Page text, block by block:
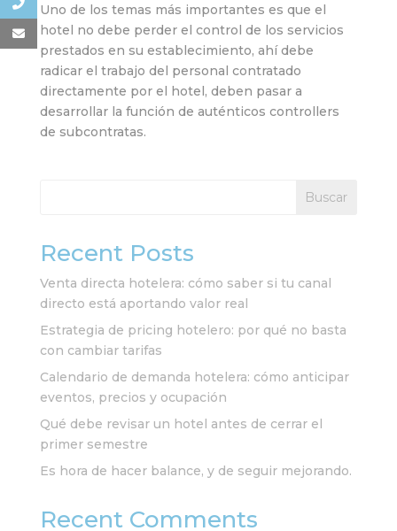
Uno de los temas más importantes es que el
hotel no debe perder el control de los servicios
prestados en su establecimiento, ahí debe
radicar el trabajo del personal contratado
directamente por el hotel, deben pasar a
desarrollar la función de auténticos controllers
de subcontratas.
Buscar
Recent Posts
Venta directa hotelera: cómo saber si tu canal
directo está aportando valor real
Estrategia de pricing hotelero: por qué no basta
con cambiar tarifas
Calendario de demanda hotelera: cómo anticipar
eventos, precios y ocupación
Qué debe revisar un hotel antes de cerrar el
primer semestre
Es hora de hacer balance, y de seguir mejorando.
Recent Comments